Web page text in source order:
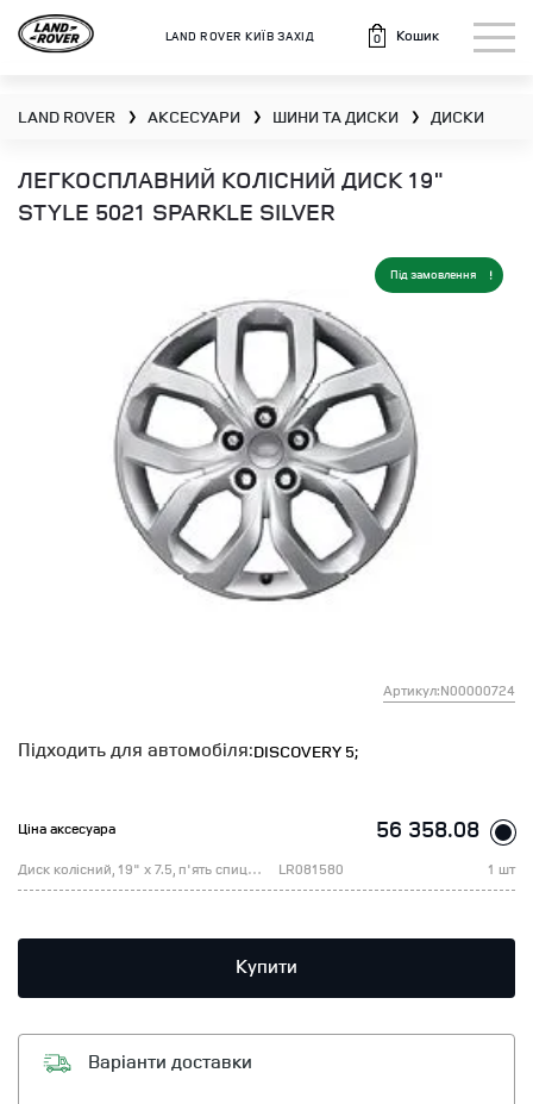
LAND ROVER КИЇВ ЗАХІД 0 Кошик
LAND ROVER ❯ АКСЕСУАРИ ❯ ШИНИ ТА ДИСКИ ❯ ДИСКИ
ЛЕГКОСПЛАВНИЙ КОЛІСНИЙ ДИСК 19"
STYLE 5021 SPARKLE SILVER
Під замовлення
Артикул:N00000724
Підходить для автомобіля:DISCOVERY 5;
Ціна аксесуара 56 358.08
Диск колісний, 19" х 7.5, п'ять спиць, SPARKLE SILVER, (В6) LR081580 1 шт
Купити
Варіанти доставки